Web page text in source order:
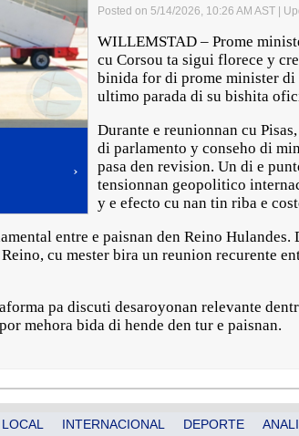
›
Posted on 5/14/2026, 10:26 AM AST |
WILLEMSTAD – Prome
cu Corsou ta sigui florece y
binida for di prome minister di
ultimo parada di su bishita
Durante e reunionnan cu
di parlamento y conseho di
pasa den revision. Un di e
tensionnan geopolitico
y e efecto cu nan tin riba e
entre e paisnan den Reino Hulandes.
cu mester bira un reunion recurente
pa discuti desaroyonan relevante
mehora bida di hende den tur e paisnan.
LOCAL INTERNACIONAL DEPORTE